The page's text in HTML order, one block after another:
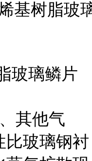
玻璃鳞片
其他气
比玻璃钢衬